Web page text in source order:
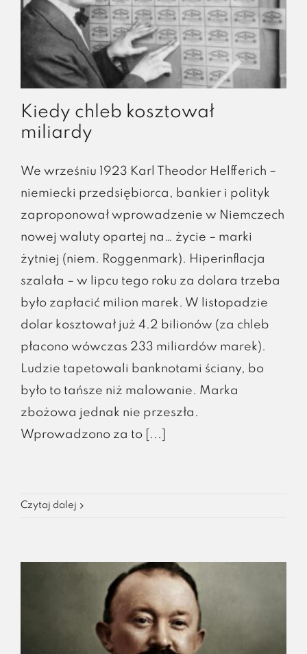
Kiedy chleb kosztował
miliardy
We wrześniu 1923 Karl Theodor Helfferich –
niemiecki przedsiębiorca, bankier i polityk
zaproponował wprowadzenie w Niemczech
nowej waluty opartej na… życie – marki
żytniej (niem. Roggenmark). Hiperinflacja
szalała – w lipcu tego roku za dolara trzeba
było zapłacić milion marek. W listopadzie
dolar kosztował już 4.2 bilionów (za chleb
płacono wówczas 233 miliardów marek).
Ludzie tapetowali banknotami ściany, bo
było to tańsze niż malowanie. Marka
zbożowa jednak nie przeszła.
Wprowadzono za to [...]
Czytaj dalej